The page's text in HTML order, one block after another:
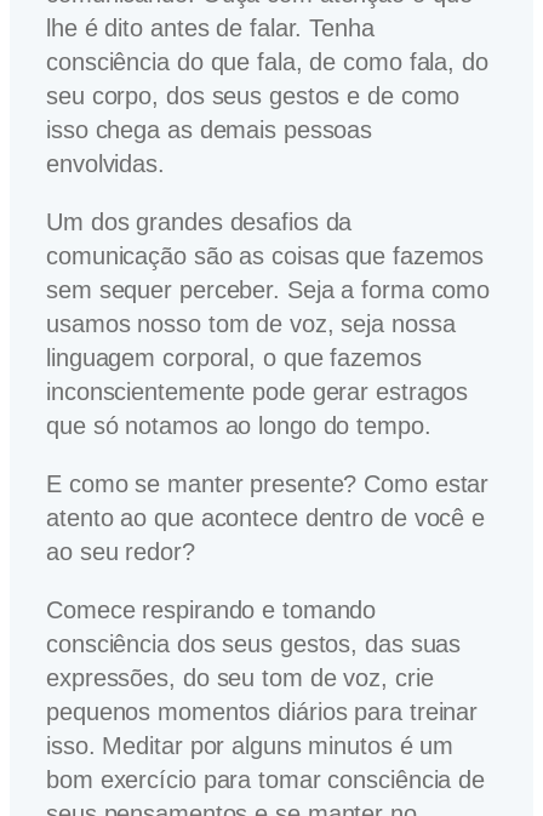
lhe é dito antes de falar. Tenha
consciência do que fala, de como fala, do
seu corpo, dos seus gestos e de como
isso chega as demais pessoas
envolvidas.
Um dos grandes desafios da
comunicação são as coisas que fazemos
sem sequer perceber. Seja a forma como
usamos nosso tom de voz, seja nossa
linguagem corporal, o que fazemos
inconscientemente pode gerar estragos
que só notamos ao longo do tempo.
E como se manter presente? Como estar
atento ao que acontece dentro de você e
ao seu redor?
Comece respirando e tomando
consciência dos seus gestos, das suas
expressões, do seu tom de voz, crie
pequenos momentos diários para treinar
isso. Meditar por alguns minutos é um
bom exercício para tomar consciência de